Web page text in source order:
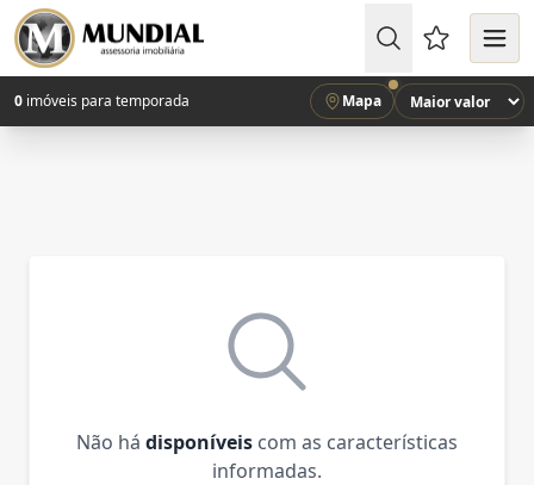
Favoritos
0 imóveis para temporada Mapa
Não há disponíveis com as características
informadas.